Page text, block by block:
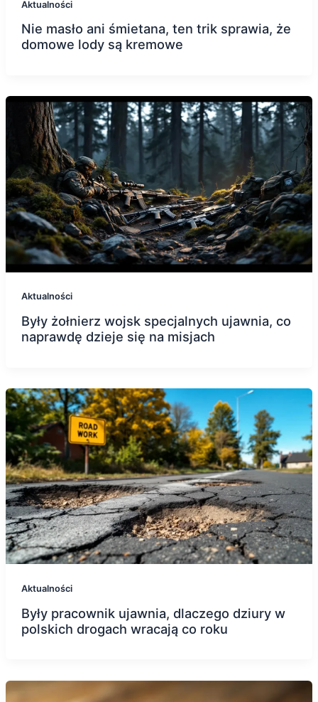
Aktualności
Nie masło ani śmietana, ten trik sprawia, że
domowe lody są kremowe
Aktualności
Były żołnierz wojsk specjalnych ujawnia, co
naprawdę dzieje się na misjach
Aktualności
Były pracownik ujawnia, dlaczego dziury w
polskich drogach wracają co roku